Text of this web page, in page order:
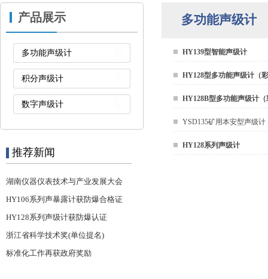
产品展示
多功能声级计
积分声级计
数字声级计
推荐新闻
湖南仪器仪表技术与产业发展大会
HY106系列声暴露计获防爆合格证
HY128系列声级计获防爆认证
浙江省科学技术奖(单位提名)
标准化工作再获政府奖励
多功能声级计
HY139型智能声级计
HY128型多功能声级计（
HY128B型多功能声级计（
YSD135矿用本安型声级计
HY128系列声级计